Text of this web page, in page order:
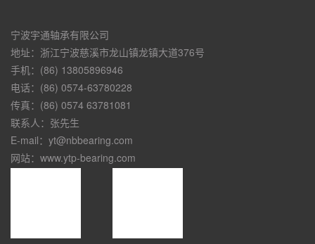
宁波宇通轴承有限公司
地址：浙江宁波慈溪市龙山镇龙镇大道376号
手机：(86) 13805896946
电话：(86) 0574-63780228
传真：(86) 0574 63781081
联系人：张先生
E-mail：yt@nbbearing.com
网站：www.ytp-bearing.com